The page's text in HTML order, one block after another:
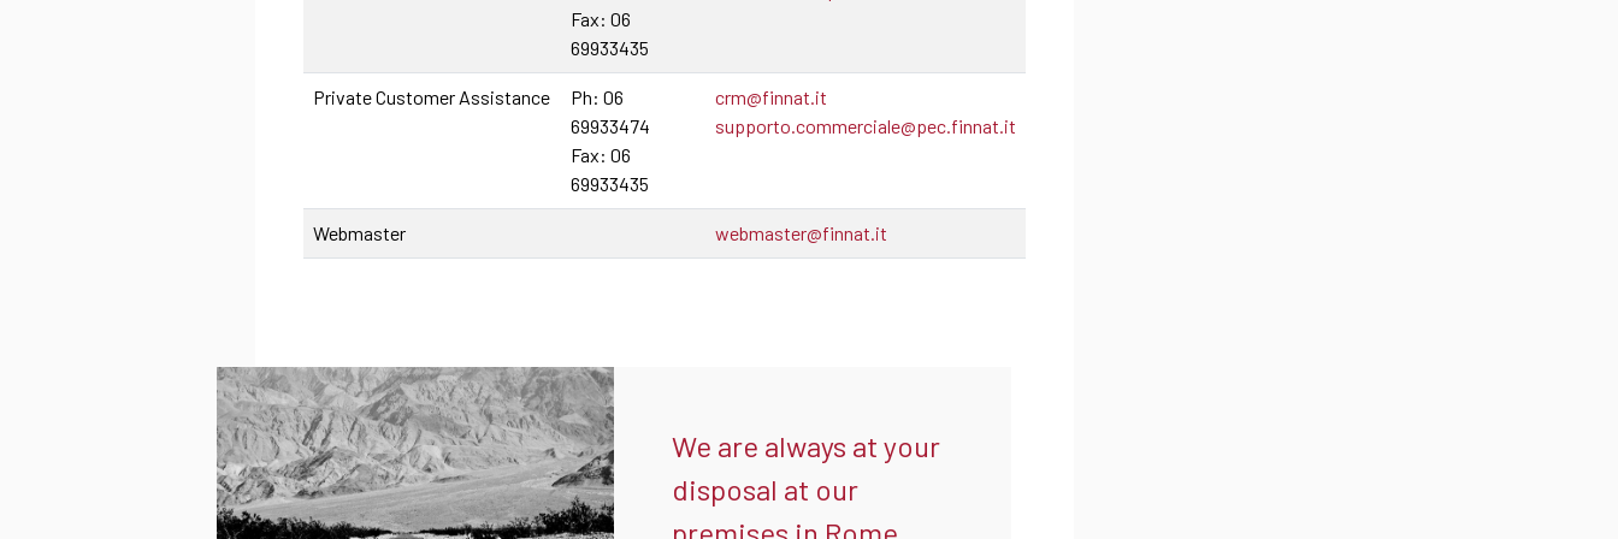
Fax: 06
69933435
Private Customer Assistance
Ph: 06
69933474
Fax: 06
69933435
crm@finnat.it
supporto.commerciale@pec.finnat.it
Webmaster webmaster@finnat.it
We are always at your
disposal at our